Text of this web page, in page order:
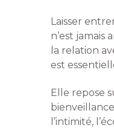
Laisser
n’est jamais
la relation
est
Elle repose
l’intimité,